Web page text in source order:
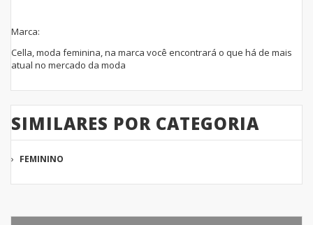
Marca:
Cella, moda feminina, na marca você encontrará o que há de mais
atual no mercado da moda
SIMILARES POR CATEGORIA
FEMININO